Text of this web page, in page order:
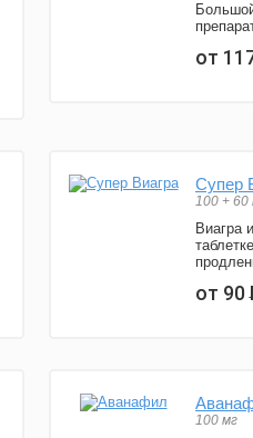
от
Супер
100 + 60
Виагра
от 90
100 мг